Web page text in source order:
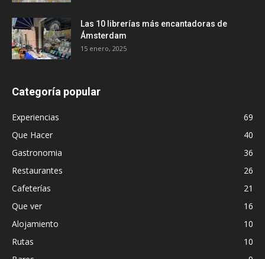
Las 10 librerías más encantadoras de
Ámsterdam
15 enero, 2025
Categoría popular
Experiencias
69
Que Hacer
40
Gastronomia
36
Restaurantes
26
Cafeterías
21
Que ver
16
Alojamiento
10
Rutas
10